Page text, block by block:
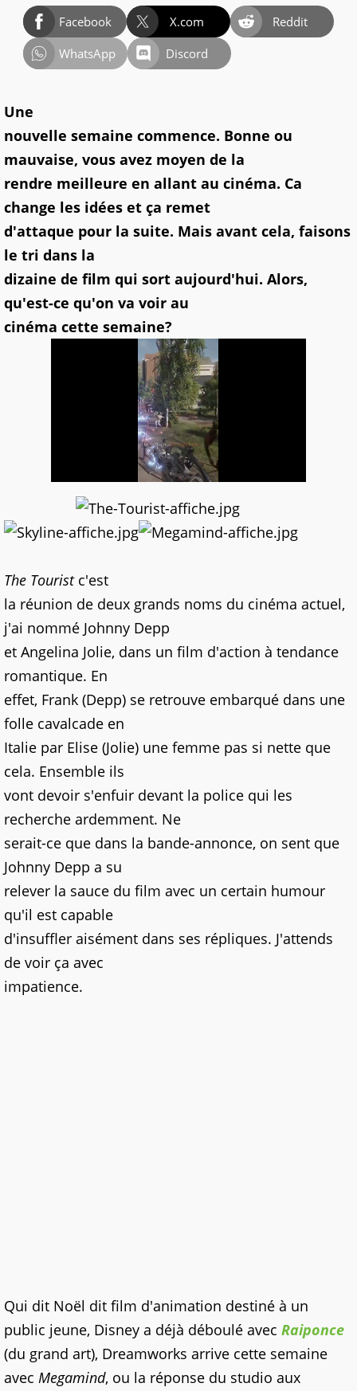
Facebook X.com
Reddit
WhatsApp
Discord
Une
nouvelle semaine commence. Bonne ou
mauvaise, vous avez moyen de la
rendre meilleure en allant au cinéma. Ca
change les idées et ça remet
d'attaque pour la suite. Mais avant cela, faisons
le tri dans la
dizaine de film qui sort aujourd'hui. Alors,
qu'est-ce qu'on va voir au
cinéma cette semaine?
The Tourist c'est
la réunion de deux grands noms du cinéma actuel,
j'ai nommé Johnny Depp
et Angelina Jolie, dans un film d'action à tendance
romantique. En
effet, Frank (Depp) se retrouve embarqué dans une
folle cavalcade en
Italie par Elise (Jolie) une femme pas si nette que
cela. Ensemble ils
vont devoir s'enfuir devant la police qui les
recherche ardemment. Ne
serait-ce que dans la bande-annonce, on sent que
Johnny Depp a su
relever la sauce du film avec un certain humour
qu'il est capable
d'insuffler aisément dans ses répliques. J'attends
de voir ça avec
impatience.
Qui dit Noël dit film d'animation destiné à un
public jeune, Disney a déjà déboulé avec Raiponce
(du grand art), Dreamworks arrive cette semaine
avec Megamind, ou la réponse du studio aux